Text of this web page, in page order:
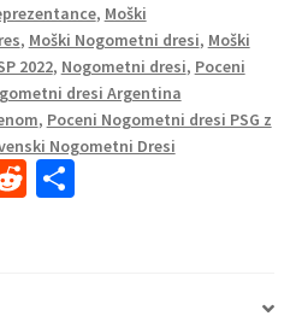
, Moški
, Moški Nogometni dresi, Moški
2022, Nogometni dresi, Poceni
dresi Argentina
, Poceni Nogometni dresi PSG z
Nogometni Dresi
R S